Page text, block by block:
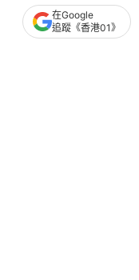
在Google
追蹤《香港01》